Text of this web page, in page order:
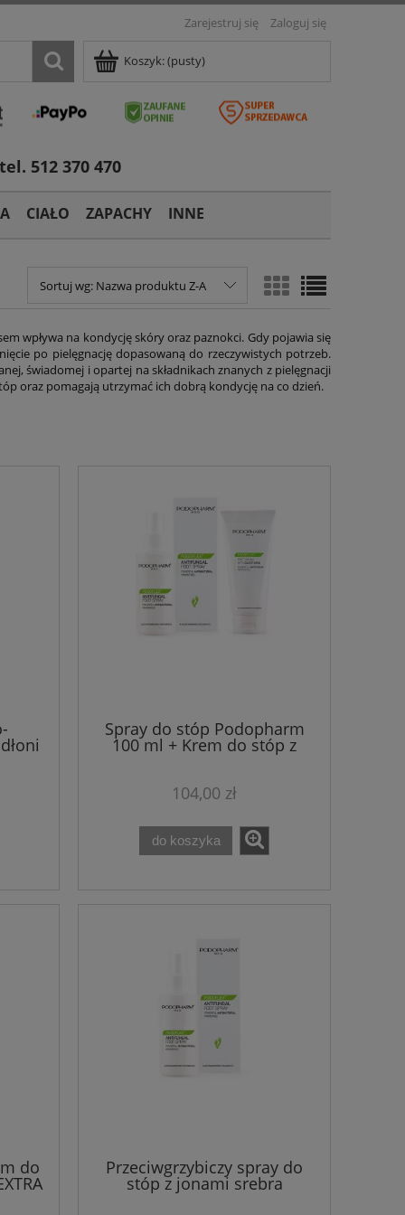
Zarejestruj się Zaloguj się
Koszyk:(pusty)
tel. 512 370 470
CIAŁO ZAPACHY
INNE
Sortuj wg: Nazwa produktu Z-A
wpływa na kondycję skóry oraz paznokci. Gdy pojawia się
po pielęgnację dopasowaną do rzeczywistych potrzeb.
świadomej i opartej na składnikach znanych z pielęgnacji
oraz pomagają utrzymać ich dobrą kondycję na co dzień.
Spray do stóp Podopharm
100 ml + Krem do stóp z
jonami srebra PODOFLEX 100
104,00 zł
do koszyka
do Przeciwgrzybiczy spray do
stóp z jonami srebra
Podopharm 100 ml